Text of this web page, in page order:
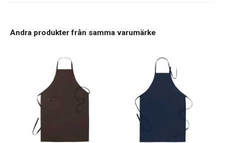
Andra produkter från samma varumärke